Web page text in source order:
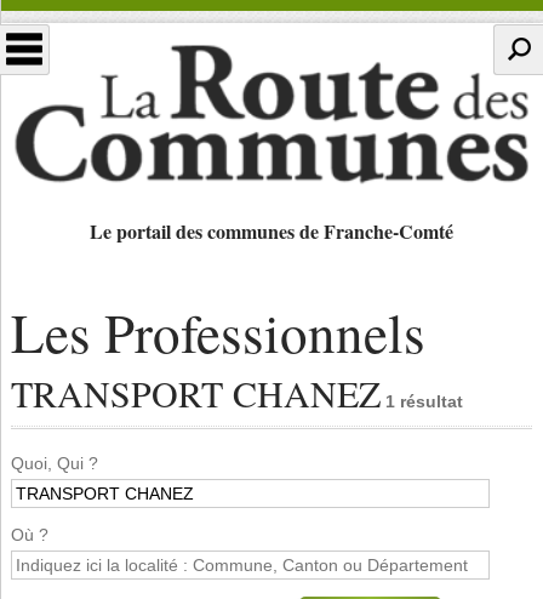
Le portail des communes de Franche-Comté
Les Professionnels
TRANSPORT CHANEZ 1 résultat
Quoi, Qui ?
Où ?